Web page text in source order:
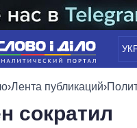
НОВОСТИ
ПОЛИТИКА
ОБЕЩАНИЯ
›Лента публикаций›
сократил